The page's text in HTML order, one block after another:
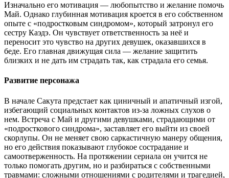
Изначально его мотивация — любопытство и желание помочь
Май. Однако глубинная мотивация кроется в его собственном
опыте с «подростковым синдромом», который затронул его
сестру Каэдэ. Он чувствует ответственность за неё и
переносит это чувство на других девушек, оказавшихся в
беде. Его главная движущая сила — желание защитить
близких и не дать им страдать так, как страдала его семья.
Развитие персонажа
В начале Сакута предстает как циничный и апатичный изгой,
избегающий социальных контактов из-за ложных слухов о
нем. Встреча с Май и другими девушками, страдающими от
«подросткового синдрома», заставляет его выйти из своей
скорлупы. Он не меняет свою саркастичную манеру общения,
но его действия показывают глубокое сострадание и
самоотверженность. На протяжении сериала он учится не
только помогать другим, но и разбираться с собственными
травмами: сложными отношениями с родителями и трагедией,